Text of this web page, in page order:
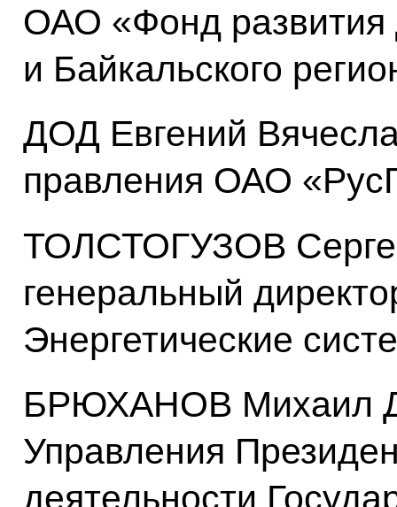
ОАО «Фонд развития
и Байкальского
ДОД Евгений
правления ОАО
ТОЛСТОГУЗОВ
генеральный
Энергетические
БРЮХАНОВ Михаил
Управления
деятельности